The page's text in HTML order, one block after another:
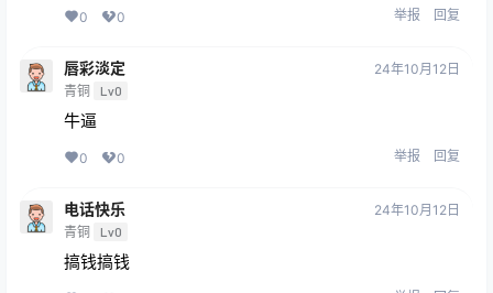
0 0 举报 回复
唇彩淡定
青铜 Lv0
24年10月12日
牛逼
0 0 举报 回复
电话快乐
青铜 Lv0
24年10月12日
搞钱搞钱